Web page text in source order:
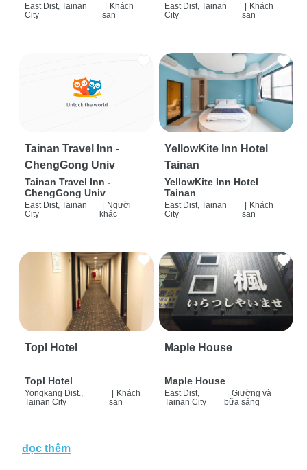
East Dist, Tainan
City
| Khách
sạn
East Dist, Tainan
City
| Khách
sạn
Tainan Travel Inn -
ChengGong Univ
Tainan Travel Inn -
ChengGong Univ
East Dist, Tainan
City
| Người
khác
YellowKite Inn Hotel
Tainan
YellowKite Inn Hotel
Tainan
East Dist, Tainan
City
| Khách
sạn
Topl Hotel
Topl Hotel
Yongkang Dist.,
Tainan City
| Khách
sạn
Maple House
Maple House
East Dist,
Tainan City
| Giường và
bữa sáng
đọc thêm